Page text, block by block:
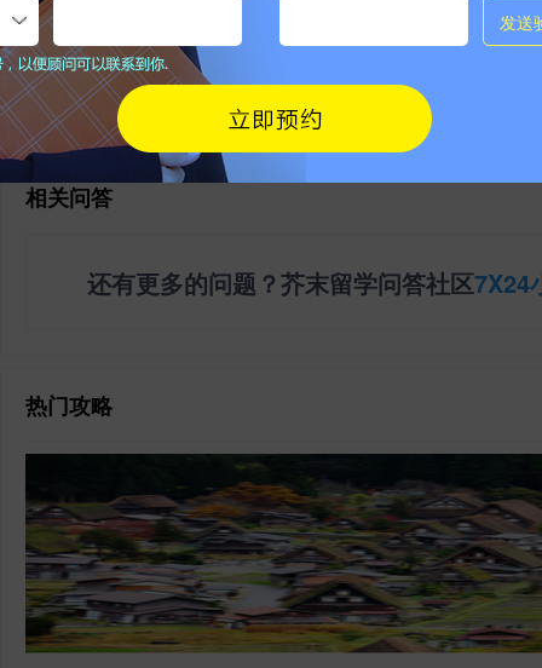
相关问答
还有更多的问题？芥末留学问答社区7X24
热门攻略